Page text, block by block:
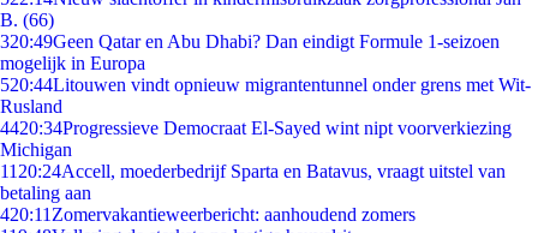
B. (66)
320:49Geen Qatar en Abu Dhabi? Dan eindigt Formule 1-seizoen
mogelijk in Europa
520:44Litouwen vindt opnieuw migrantentunnel onder grens met Wit-
Rusland
4420:34Progressieve Democraat El-Sayed wint nipt voorverkiezing
Michigan
11 20:24Accell, moederbedrijf Sparta en Batavus, vraagt uitstel van
betaling aan
420:11 Zomervakantieweerbericht: aanhoudend zomers